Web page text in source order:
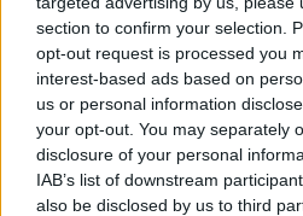
section to confirm your selection.
opt-out request is processed you
interest-based ads based on
us or personal information
your opt-out. You may separately
disclosure of your personal
IAB’s list of downstream
also be disclosed by us to third